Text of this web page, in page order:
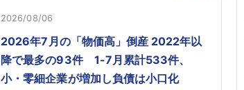
2026/08/06
2026年7月の「物価高」倒産 2022年以
降で最多の93件 1-7月累計533件、
小・零細企業が増加し負債は小口化